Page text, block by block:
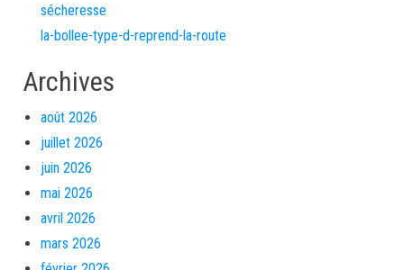
sécheresse
la-bollee-type-d-reprend-la-route
Archives
août 2026
juillet 2026
juin 2026
mai 2026
avril 2026
mars 2026